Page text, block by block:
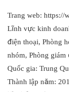
Trang web: https://
Lĩnh vực kinh
điện thoại, Phòng
nhóm, Phòng
Quốc gia: Trung
Thành lập năm: